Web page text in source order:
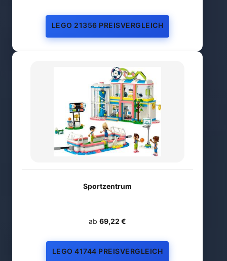
LEGO 21356 PREISVERGLEICH
Sportzentrum
ab 69,22 €
LEGO 41744 PREISVERGLEICH